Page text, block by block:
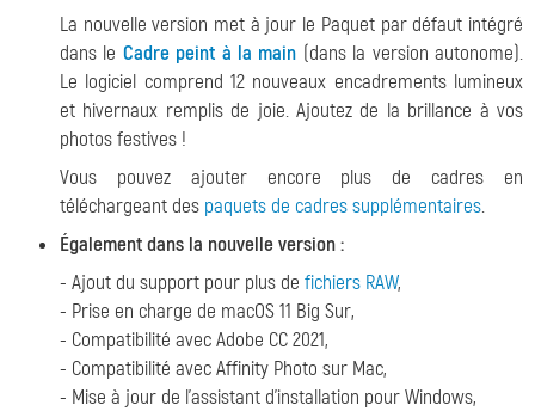
La nouvelle version met à jour le Paquet par défaut intégré
dans le Cadre peint à la main (dans la version autonome).
Le logiciel comprend 12 nouveaux encadrements lumineux
et hivernaux remplis de joie. Ajoutez de la brillance à vos
photos festives !
Vous pouvez ajouter encore plus de cadres en
téléchargeant des paquets de cadres supplémentaires.
Également dans la nouvelle version :
- Ajout du support pour plus de fichiers RAW,
- Prise en charge de macOS 11 Big Sur,
- Compatibilité avec Adobe CC 2021,
- Compatibilité avec Affinity Photo sur Mac,
- Mise à jour de l'assistant d'installation pour Windows,